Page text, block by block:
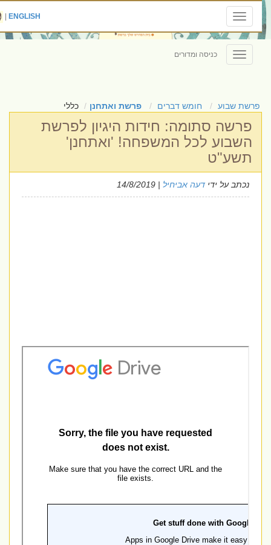
Toggle
navigation
ENGLISH
|
Toggle
navigation
כניסה ומדורים
פרשת שבוע חומש דברים פרשת ואתחנן כללי
פרשה סתומה: חידות היגיון לפרשת
השבוע לכל המשפחה! 'ואתחנן'
תשע"ט
נכתב על ידידעה אביחיל| 14/8/2019